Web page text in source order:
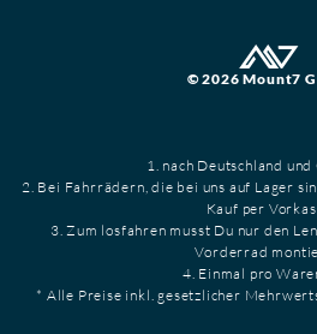
© 2026 Mount7
1. nach Deutschland
2. Bei Fahrrädern, die bei uns auf Lager
Kauf per
3. Zum losfahren musst Du nur den
Vorderrad
4. Einmal pro
* Alle Preise inkl. gesetzlicher